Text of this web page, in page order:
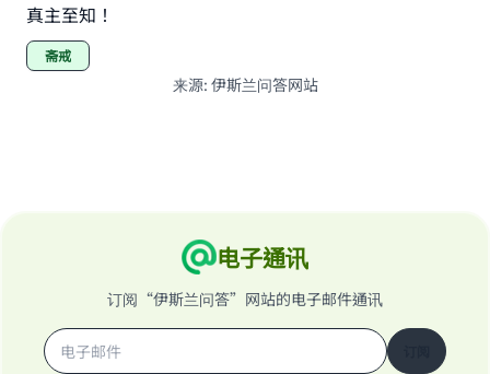
真主至知！
斋戒
来源: 伊斯兰问答网站
电子通讯
订阅“伊斯兰问答”网站的电子邮件通讯